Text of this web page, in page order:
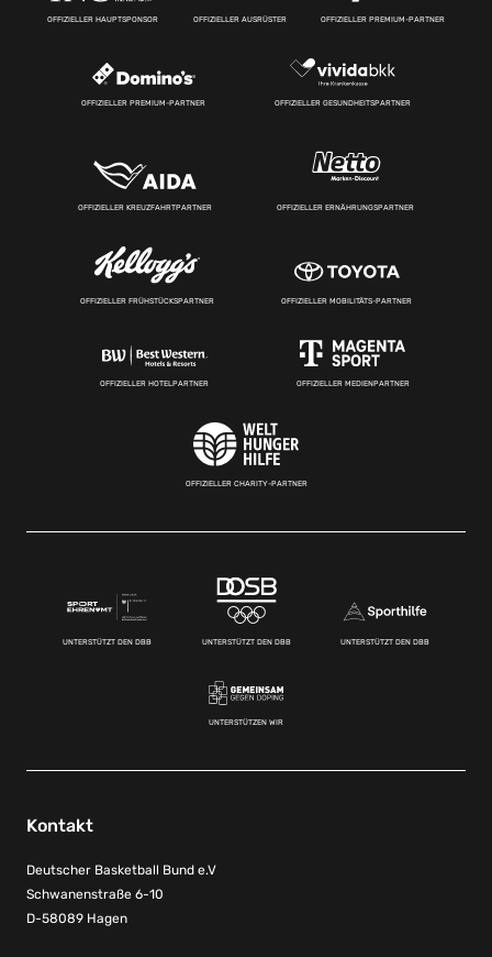
OFFIZIELLER HAUPTSPONSOR OFFIZIELLER AUSRÜSTER OFFIZIELLER PREMIUM-PARTNER
OFFIZIELLER PREMIUM-PARTNER OFFIZIELLER GESUNDHEITSPARTNER
OFFIZIELLER KREUZFAHRTPARTNER OFFIZIELLER ERNÄHRUNGSPARTNER
OFFIZIELLER FRÜHSTÜCKSPARTNER OFFIZIELLER MOBILITÄTS-PARTNER
OFFIZIELLER HOTELPARTNER OFFIZIELLER MEDIENPARTNER
OFFIZIELLER CHARITY-PARTNER
UNTERSTÜTZT DEN DBB UNTERSTÜTZT DEN DBB UNTERSTÜTZT DEN DBB
UNTERSTÜTZEN WIR
Kontakt
Deutscher Basketball Bund e.V
Schwanenstraße 6-10
D-58089 Hagen